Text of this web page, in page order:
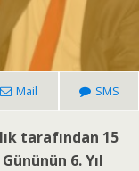
Mail SMS
tarafından 15
6. Yıl